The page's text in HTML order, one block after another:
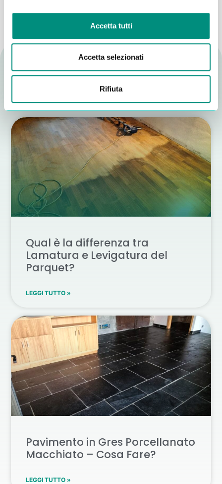
Accetta tutti
Accetta selezionati
Rifiuta
Altri consigli utili
Qual è la differenza tra
Lamatura e Levigatura del
Parquet?
LEGGI TUTTO »
Pavimento in Gres Porcellanato
Macchiato – Cosa Fare?
LEGGI TUTTO »